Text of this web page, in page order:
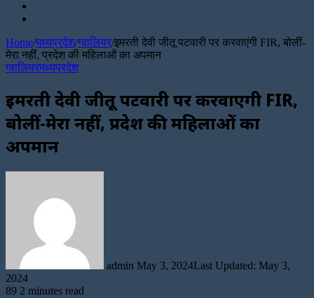
Home/मध्यप्रदेश/ग्वालियर/इमरती देवी जीतू पटवारी पर करवाएंगी FIR, बोलीं-
मेरा नहीं, प्रदेश की महिलाओं का अपमान
ग्वालियरमध्यप्रदेश
इमरती देवी जीतू पटवारी पर करवाएंगी FIR,
बोलीं-मेरा नहीं, प्रदेश की महिलाओं का
अपमान
admin May 3, 2024Last Updated: May 3,
2024
89 2 minutes read